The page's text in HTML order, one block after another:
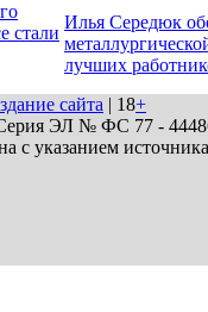
стали
Илья Середюк
лучших
сайта | 18+
ЭЛ № ФС 77 - 44486
с указанием